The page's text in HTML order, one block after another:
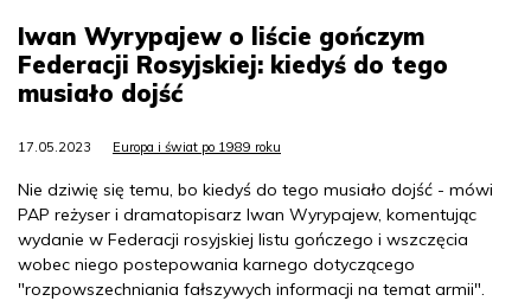
Iwan Wyrypajew o liście gończym
Federacji Rosyjskiej: kiedyś do tego
musiało dojść
17.05.2023 Europa i świat po 1989 roku
Nie dziwię się temu, bo kiedyś do tego musiało dojść - mówi
PAP reżyser i dramatopisarz Iwan Wyrypajew, komentując
wydanie w Federacji rosyjskiej listu gończego i wszczęcia
wobec niego postepowania karnego dotyczącego
"rozpowszechniania fałszywych informacji na temat armii".